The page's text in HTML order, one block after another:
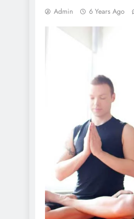
Admin 6 Years Ago